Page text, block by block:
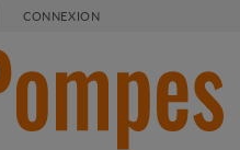
CONNEXION